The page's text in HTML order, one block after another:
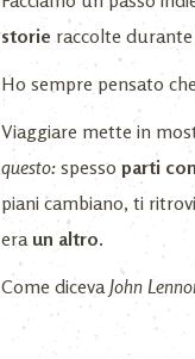
storieraccolte durante
Ho sempre pensato
Viaggiare mette in
questo: spesso parti
piani cambiano, ti
era un altro.
Come dicevaJohn